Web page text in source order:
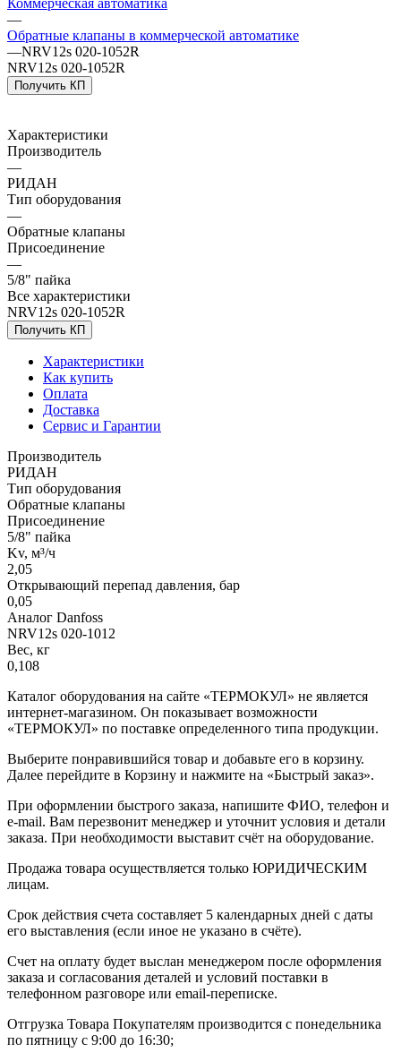
—
Обратные клапаны в коммерческой автоматике
—NRV12s 020-1052R
NRV12s 020-1052R
Получить КП
Характеристики
Производитель
—
РИДАН
Тип оборудования
—
Обратные клапаны
Присоединение
—
5/8" пайка
Все характеристики
NRV12s 020-1052R
Получить КП
Характеристики
Как купить
Оплата
Доставка
Сервис и Гарантии
Производитель
РИДАН
Тип оборудования
Обратные клапаны
Присоединение
5/8" пайка
Kv, м³/ч
2,05
Открывающий перепад давления, бар
0,05
Аналог Danfoss
NRV12s 020-1012
Вес, кг
0,108
Каталог оборудования на сайте «ТЕРМОКУЛ» не является
интернет-магазином. Он показывает возможности
«ТЕРМОКУЛ» по поставке определенного типа продукции.
Выберите понравившийся товар и добавьте его в корзину.
Далее перейдите в Корзину и нажмите на «Быстрый заказ».
При оформлении быстрого заказа, напишите ФИО, телефон и
e-mail. Вам перезвонит менеджер и уточнит условия и детали
заказа. При необходимости выставит счёт на оборудование.
Продажа товара осуществляется только ЮРИДИЧЕСКИМ
лицам.
Срок действия счета составляет 5 календарных дней с даты
его выставления (если иное не указано в счёте).
Счет на оплату будет выслан менеджером после оформления
заказа и согласования деталей и условий поставки в
телефонном разговоре или email-переписке.
Отгрузка Товара Покупателям производится с понедельника
по пятницу с 9:00 до 16:30;